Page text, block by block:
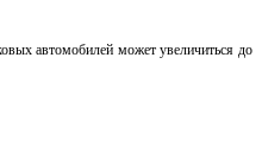
автомобилей может увеличиться до